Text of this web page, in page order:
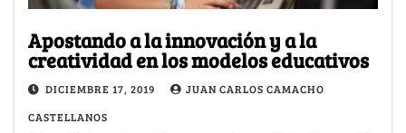
Apostando a la innovación y a la
creatividad en los modelos educativos
DICIEMBRE 17, 2019
JUAN CARLOS CAMACHO
CASTELLANOS